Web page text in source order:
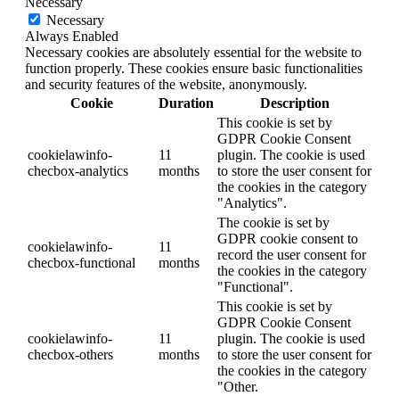
Necessary
Always Enabled
Necessary cookies are absolutely essential for the website to
function properly. These cookies ensure basic functionalities
and security features of the website, anonymously.
Cookie
Duration Description
cookielawinfo-
checbox-analytics
11
months
This cookie is set by
GDPR Cookie Consent
plugin. The cookie is used
to store the user consent for
the cookies in the category
"Analytics".
cookielawinfo-
checbox-functional
11
months
The cookie is set by
GDPR cookie consent to
record the user consent for
the cookies in the category
"Functional".
cookielawinfo-
checbox-others
11
months
This cookie is set by
GDPR Cookie Consent
plugin. The cookie is used
to store the user consent for
the cookies in the category
"Other.